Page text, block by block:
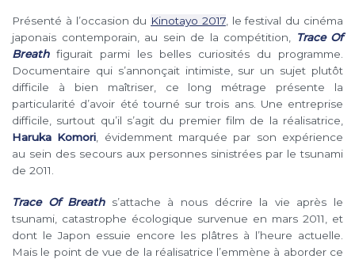
Présenté à l’occasion du Kinotayo 2017, le festival du cinéma
japonais contemporain, au sein de la compétition,
Trace Of
Breathfigurait parmi les belles curiosités du programme.
Documentaire qui s’annonçait intimiste, sur un sujet plutôt
difficile à bien maîtriser, ce long métrage présente la
particularité d’avoir été tourné sur trois ans. Une entreprise
difficile, surtout qu’il s’agit du premier film de la réalisatrice,
Haruka Komori , évidemment marquée par son expérience
au sein des secours aux personnes sinistrées par le tsunami
de 2011.
Trace Of Breaths’attache à nous décrire la vie après le
tsunami, catastrophe écologique survenue en mars 2011, et
dont le Japon essuie encore les plâtres à l’heure actuelle.
Mais le point de vue de la réalisatrice l’emmène à aborder ce